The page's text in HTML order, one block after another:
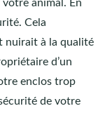
animal. En
Cela
nuirait à la qualité
d’un
enclos trop
de votre